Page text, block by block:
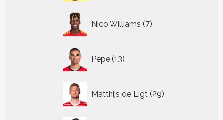
Nico Williams 7
producten
Pepe 13
producten
Matthijs de Ligt 29
producten